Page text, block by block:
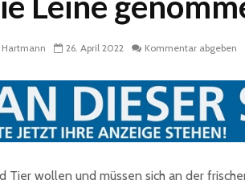
Hartmann 26. April 2022 Kommentar abgeben
Tier wollen und müssen sich an der